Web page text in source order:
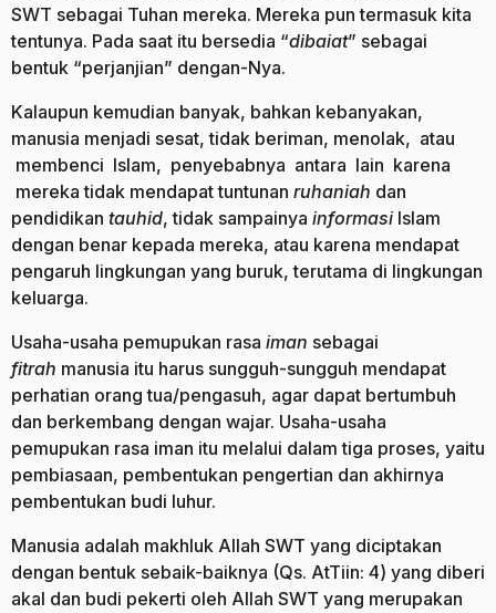
SWT sebagai Tuhan mereka. Mereka pun termasuk kita
tentunya. Pada saat itu bersedia “dibaiat” sebagai
bentuk “perjanjian” dengan-Nya.
Kalaupun kemudian banyak, bahkan kebanyakan,
manusia menjadi sesat, tidak beriman, menolak, atau
membenci Islam, penyebabnya antara lain karena
mereka tidak mendapat tuntunan ruhaniah dan
pendidikan tauhid, tidak sampainya informasiIslam
dengan benar kepada mereka, atau karena mendapat
pengaruh lingkungan yang buruk, terutama di lingkungan
keluarga.
Usaha-usaha pemupukan rasa iman sebagai
fitrah manusia itu harus sungguh-sungguh mendapat
perhatian orang tua/pengasuh, agar dapat bertumbuh
dan berkembang dengan wajar. Usaha-usaha
pemupukan rasa iman itu melalui dalam tiga proses, yaitu
pembiasaan, pembentukan pengertian dan akhirnya
pembentukan budi luhur.
Manusia adalah makhluk Allah SWT yang diciptakan
dengan bentuk sebaik-baiknya (Qs. AtTiin: 4) yang diberi
akal dan budi pekerti oleh Allah SWT yang merupakan